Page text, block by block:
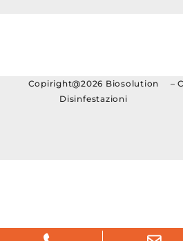
Copiright@2026 Biosolution
Disinfestazioni
–